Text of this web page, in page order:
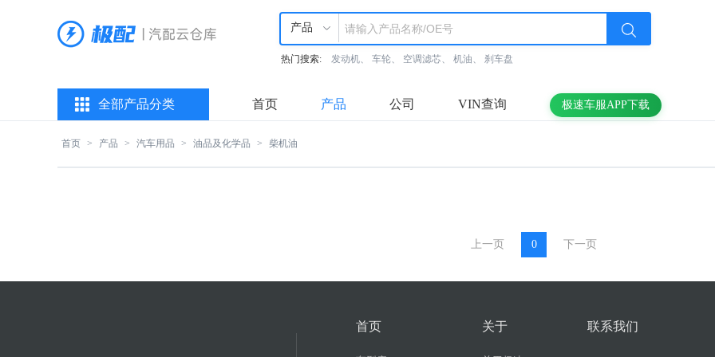
产品
热门搜索: 发动机、 车轮、 空调滤芯、 机油、 刹车盘
全部产品分类 首页 产品 公司 VIN查询 极速车服APP下载
首页 > 产品 > 汽车用品 > 油品及化学品 > 柴机油
上一页 0 下一页
首页 关于 联系我们